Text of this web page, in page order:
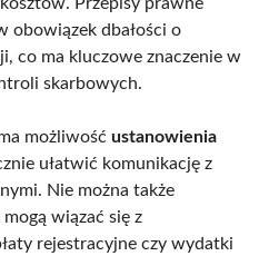
obowiązek dbałości o
co ma kluczowe znaczenie w
skarbowych.
możliwość ustanowienia
ułatwić komunikację z
Nie można także
wiązać się z
rejestracyjne czy wydatki